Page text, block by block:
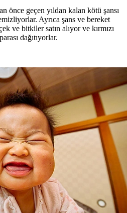
önce geçen yıldan kalan kötü şansı
Ayrıca şans ve bereket
ve bitkiler satın alıyor ve kırmızı
dağıtıyorlar.